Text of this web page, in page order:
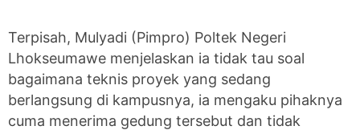
Terpisah, Mulyadi (Pimpro) Poltek Negeri
Lhokseumawe menjelaskan ia tidak tau soal
bagaimana teknis proyek yang sedang
berlangsung di kampusnya, ia mengaku pihaknya
cuma menerima gedung tersebut dan tidak